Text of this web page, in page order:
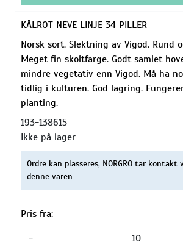
KÅLROT NEVE LINJE 34 PILLER
Norsk sort. Slektning av Vigod. Rund
Meget fin skoltfarge. Godt samlet
mindre vegetativ enn Vigod. Må ha
tidlig i kulturen. God lagring.
planting.
193-138615
Ikke på lager
Ordre kan plasseres, NORGRO tar
denne varen
Pris fra:
-